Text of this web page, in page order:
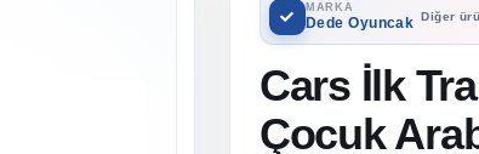
MARKA
Dede Oyuncak Diğer
Cars İlk
Çocuk